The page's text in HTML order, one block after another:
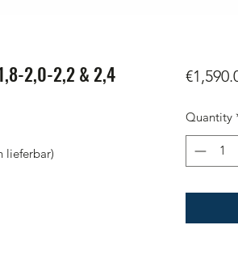
2,0-2,2 & 2,4
lieferbar)
Quantity